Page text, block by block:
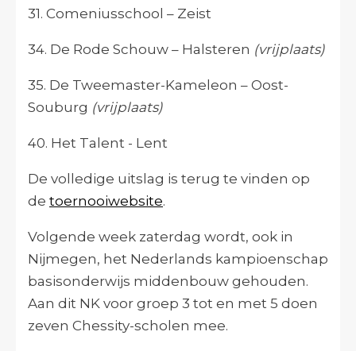
31. Comeniusschool – Zeist
34. De Rode Schouw – Halsteren (vrijplaats)
35. De Tweemaster-Kameleon – Oost-
Souburg (vrijplaats)
40. Het Talent - Lent
De volledige uitslag is terug te vinden op
de toernooiwebsite.
Volgende week zaterdag wordt, ook in
Nijmegen, het Nederlands kampioenschap
basisonderwijs middenbouw ­­­­­gehouden.
Aan dit NK voor groep 3 tot en met 5 doen
zeven Chessity-scholen mee.